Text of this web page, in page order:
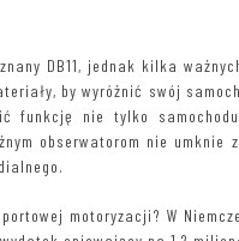
DB11, jednak kilka
by wyróżnić swój
funkcję nie tylko
obserwatorom nie umknie
motoryzacji? W